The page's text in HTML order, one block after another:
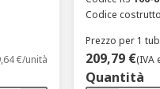
€/unità
Codice
Prezzo per 1
209,79 €(IVA
Quantità